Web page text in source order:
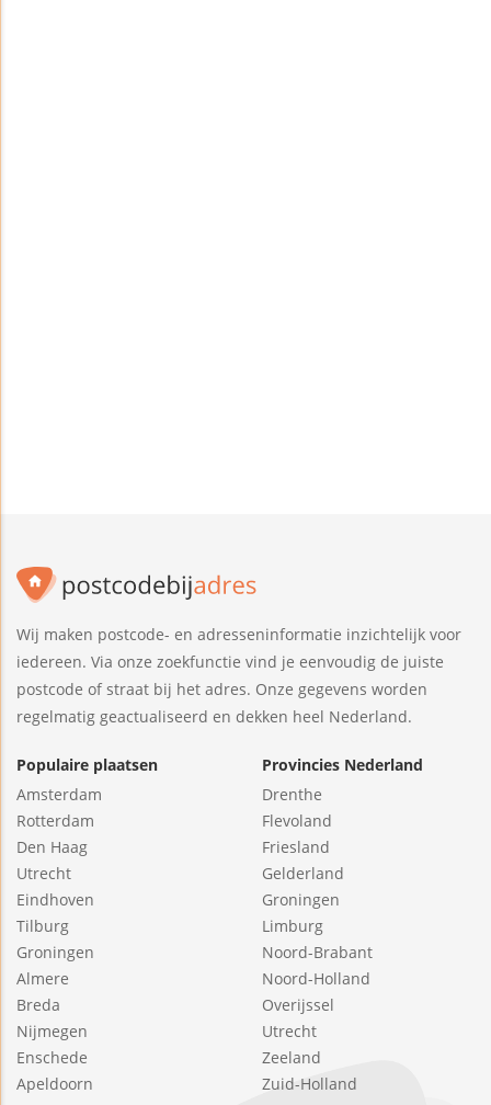
Wij maken postcode- en adresseninformatie inzichtelijk voor
iedereen. Via onze zoekfunctie vind je eenvoudig de juiste
postcode of straat bij het adres. Onze gegevens worden
regelmatig geactualiseerd en dekken heel Nederland.
Populaire plaatsen
Amsterdam
Rotterdam
Den Haag
Utrecht
Eindhoven
Tilburg
Groningen
Almere
Breda
Nijmegen
Enschede
Apeldoorn
Provincies Nederland
Drenthe
Flevoland
Friesland
Gelderland
Groningen
Limburg
Noord-Brabant
Noord-Holland
Overijssel
Utrecht
Zeeland
Zuid-Holland